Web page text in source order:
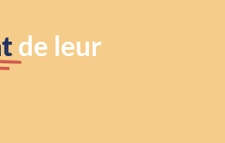
de leur